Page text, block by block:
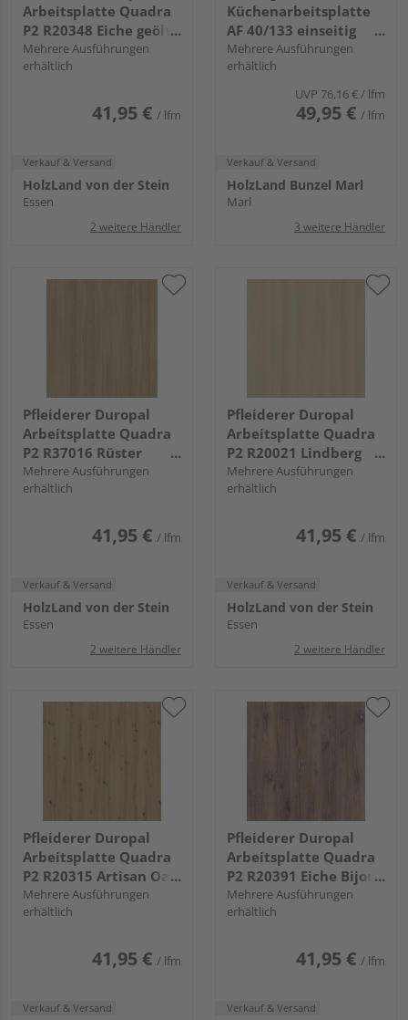
Arbeitsplatte Quadra
P2 R20348 Eiche geölt,
NW, VS Folie
Mehrere Ausführungen
erhältlich
41,95 € / lfm
Verkauf & Versand
HolzLand von der Stein
Essen
2 weitere Händler
Küchenarbeitsplatte
AF 40/133 einseitig
gerundet BBL242 POF
ajaccio eiche
Mehrere Ausführungen
erhältlich
UVP 76,16 €/ lfm
49,95 € / lfm
Verkauf & Versand
HolzLand Bunzel Marl
Marl
3 weitere Händler
Pfleiderer Duropal
Arbeitsplatte Quadra
P2 R37016 Rüster
Salisbury natur, RR, VS
Folie
Mehrere Ausführungen
erhältlich
41,95 € / lfm
Verkauf & Versand
HolzLand von der Stein
Essen
2 weitere Händler
Pfleiderer Duropal
Arbeitsplatte Quadra
P2 R20021 Lindberg
Eiche, NW, VS Folie
Mehrere Ausführungen
erhältlich
41,95 € / lfm
Verkauf & Versand
HolzLand von der Stein
Essen
2 weitere Händler
Pfleiderer Duropal
Arbeitsplatte Quadra
P2 R20315 Artisan Oak,
NW, VS Folie
Mehrere Ausführungen
erhältlich
41,95 € / lfm
Verkauf & Versand
Pfleiderer Duropal
Arbeitsplatte Quadra
P2 R20391 Eiche Bijoux
muskat, NW, VS Folie
Mehrere Ausführungen
erhältlich
41,95 € / lfm
Verkauf & Versand